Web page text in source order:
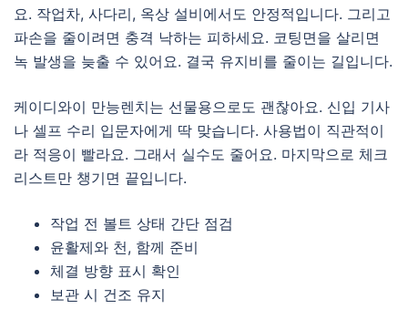
요. 작업차, 사다리, 옥상 설비에서도 안정적입니다. 그리고
파손을 줄이려면 충격 낙하는 피하세요. 코팅면을 살리면
녹 발생을 늦출 수 있어요. 결국 유지비를 줄이는 길입니다.
케이디와이 만능렌치는 선물용으로도 괜찮아요. 신입 기사
나 셀프 수리 입문자에게 딱 맞습니다. 사용법이 직관적이
라 적응이 빨라요. 그래서 실수도 줄어요. 마지막으로 체크
리스트만 챙기면 끝입니다.
작업 전 볼트 상태 간단 점검
윤활제와 천, 함께 준비
체결 방향 표시 확인
보관 시 건조 유지